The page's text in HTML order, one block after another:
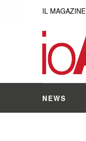
IL MAGAZINE
NEWS